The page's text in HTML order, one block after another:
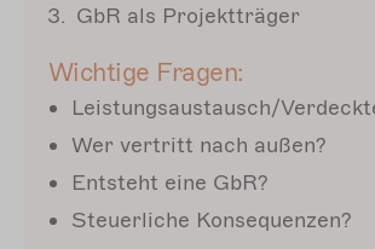
GbR als Projektträger
Wichtige Fragen:
Leistungsaustausch/
Wer vertritt nach außen?
Entsteht eine GbR?
Steuerliche Konsequenzen?